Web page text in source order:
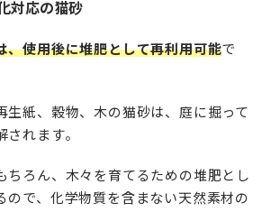
対応の猫砂
、使用後に堆肥として再利用可能で
生紙、穀物、木の猫砂は、庭に掘って
れます。
ちろん、木々を育てるための堆肥とし
ので、化学物質を含まない天然素材の